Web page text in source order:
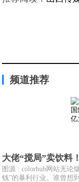
频道推荐
大佬“搅局”卖饮料
图源 : colorhub网站无论
钱”的暴利行业。谁曾想